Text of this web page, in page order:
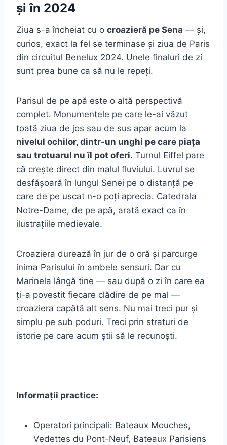
și în 2024
Ziua s-a încheiat cu o croazieră pe Sena — și,
curios, exact la fel se terminase și ziua de Paris
din circuitul Benelux 2024. Unele finaluri de zi
sunt prea bune ca să nu le repeți.
Parisul de pe apă este o altă perspectivă
complet. Monumentele pe care le-ai văzut
toată ziua de jos sau de sus apar acum la
nivelul ochilor, dintr-un unghi pe care piața
sau trotuarul nu îl pot oferi. Turnul Eiffel pare
că crește direct din malul fluviului. Luvrul se
desfășoară în lungul Senei pe o distanță pe
care de pe uscat n-o poți aprecia. Catedrala
Notre-Dame, de pe apă, arată exact ca în
ilustrațiile medievale.
Croaziera durează în jur de o oră și parcurge
inima Parisului în ambele sensuri. Dar cu
Marinela lângă tine — sau după o zi în care ea
ți-a povestit fiecare clădire de pe mal —
croaziera capătă alt sens. Nu mai treci pur și
simplu pe sub poduri. Treci prin straturi de
istorie pe care acum știi să le recunoști.
Informații practice:
Operatori principali: Bateaux Mouches,
Vedettes du Pont-Neuf, Bateaux Parisiens